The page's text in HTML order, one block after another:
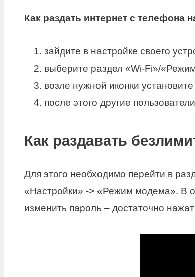
Как раздать интернет с телефона
зайдите в настройке своего
выберите раздел «Wi-Fi»/
возле нужной иконки
после этого другие
Как раздавать
Для этого необходимо перейти в
«Настройки» -> «Режим модема». В
изменить пароль – достаточно